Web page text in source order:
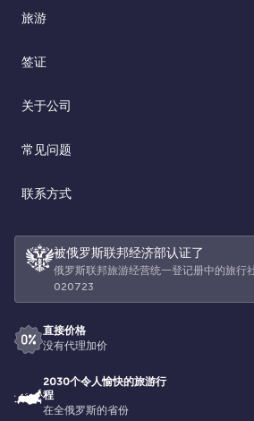
旅游
签证
关于公司
常见问题
联系方式
被俄罗斯联邦经济部认证了
俄罗斯联邦旅游经营统一登记册中的旅
020723
直接价格
没有代理加价
2030个令人愉快的旅游行
程
在全俄罗斯的省份